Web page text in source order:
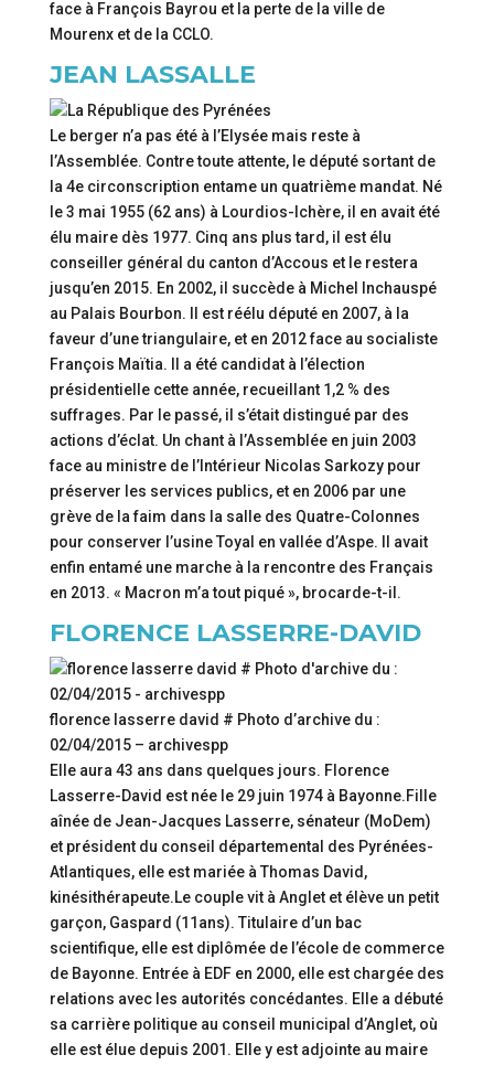
face à François Bayrou et la perte de la ville de
Mourenx et de la CCLO.
JEAN LASSALLE
Le berger n’a pas été à l’Elysée mais reste à
l’Assemblée. Contre toute attente, le député sortant de
la 4e circonscription entame un quatrième mandat. Né
le 3 mai 1955 (62 ans) à Lourdios-Ichère, il en avait été
élu maire dès 1977. Cinq ans plus tard, il est élu
conseiller général du canton d’Accous et le restera
jusqu’en 2015. En 2002, il succède à Michel Inchauspé
au Palais Bourbon. Il est réélu député en 2007, à la
faveur d’une triangulaire, et en 2012 face au socialiste
François Maïtia. Il a été candidat à l’élection
présidentielle cette année, recueillant 1,2 % des
suffrages. Par le passé, il s’était distingué par des
actions d’éclat. Un chant à l’Assemblée en juin 2003
face au ministre de l’Intérieur Nicolas Sarkozy pour
préserver les services publics, et en 2006 par une
grève de la faim dans la salle des Quatre-Colonnes
pour conserver l’usine Toyal en vallée d’Aspe. Il avait
enfin entamé une marche à la rencontre des Français
en 2013. « Macron m’a tout piqué », brocarde-t-il.
FLORENCE LASSERRE-DAVID
florence lasserre david # Photo d’archive du :
02/04/2015 – archivespp
Elle aura 43 ans dans quelques jours. Florence
Lasserre-David est née le 29 juin 1974 à Bayonne.Fille
aînée de Jean-Jacques Lasserre, sénateur (MoDem)
et président du conseil départemental des Pyrénées-
Atlantiques, elle est mariée à Thomas David,
kinésithérapeute.Le couple vit à Anglet et élève un petit
garçon, Gaspard (11ans). Titulaire d’un bac
scientifique, elle est diplômée de l’école de commerce
de Bayonne. Entrée à EDF en 2000, elle est chargée des
relations avec les autorités concédantes. Elle a débuté
sa carrière politique au conseil municipal d’Anglet, où
elle est élue depuis 2001. Elle y est adjointe au maire